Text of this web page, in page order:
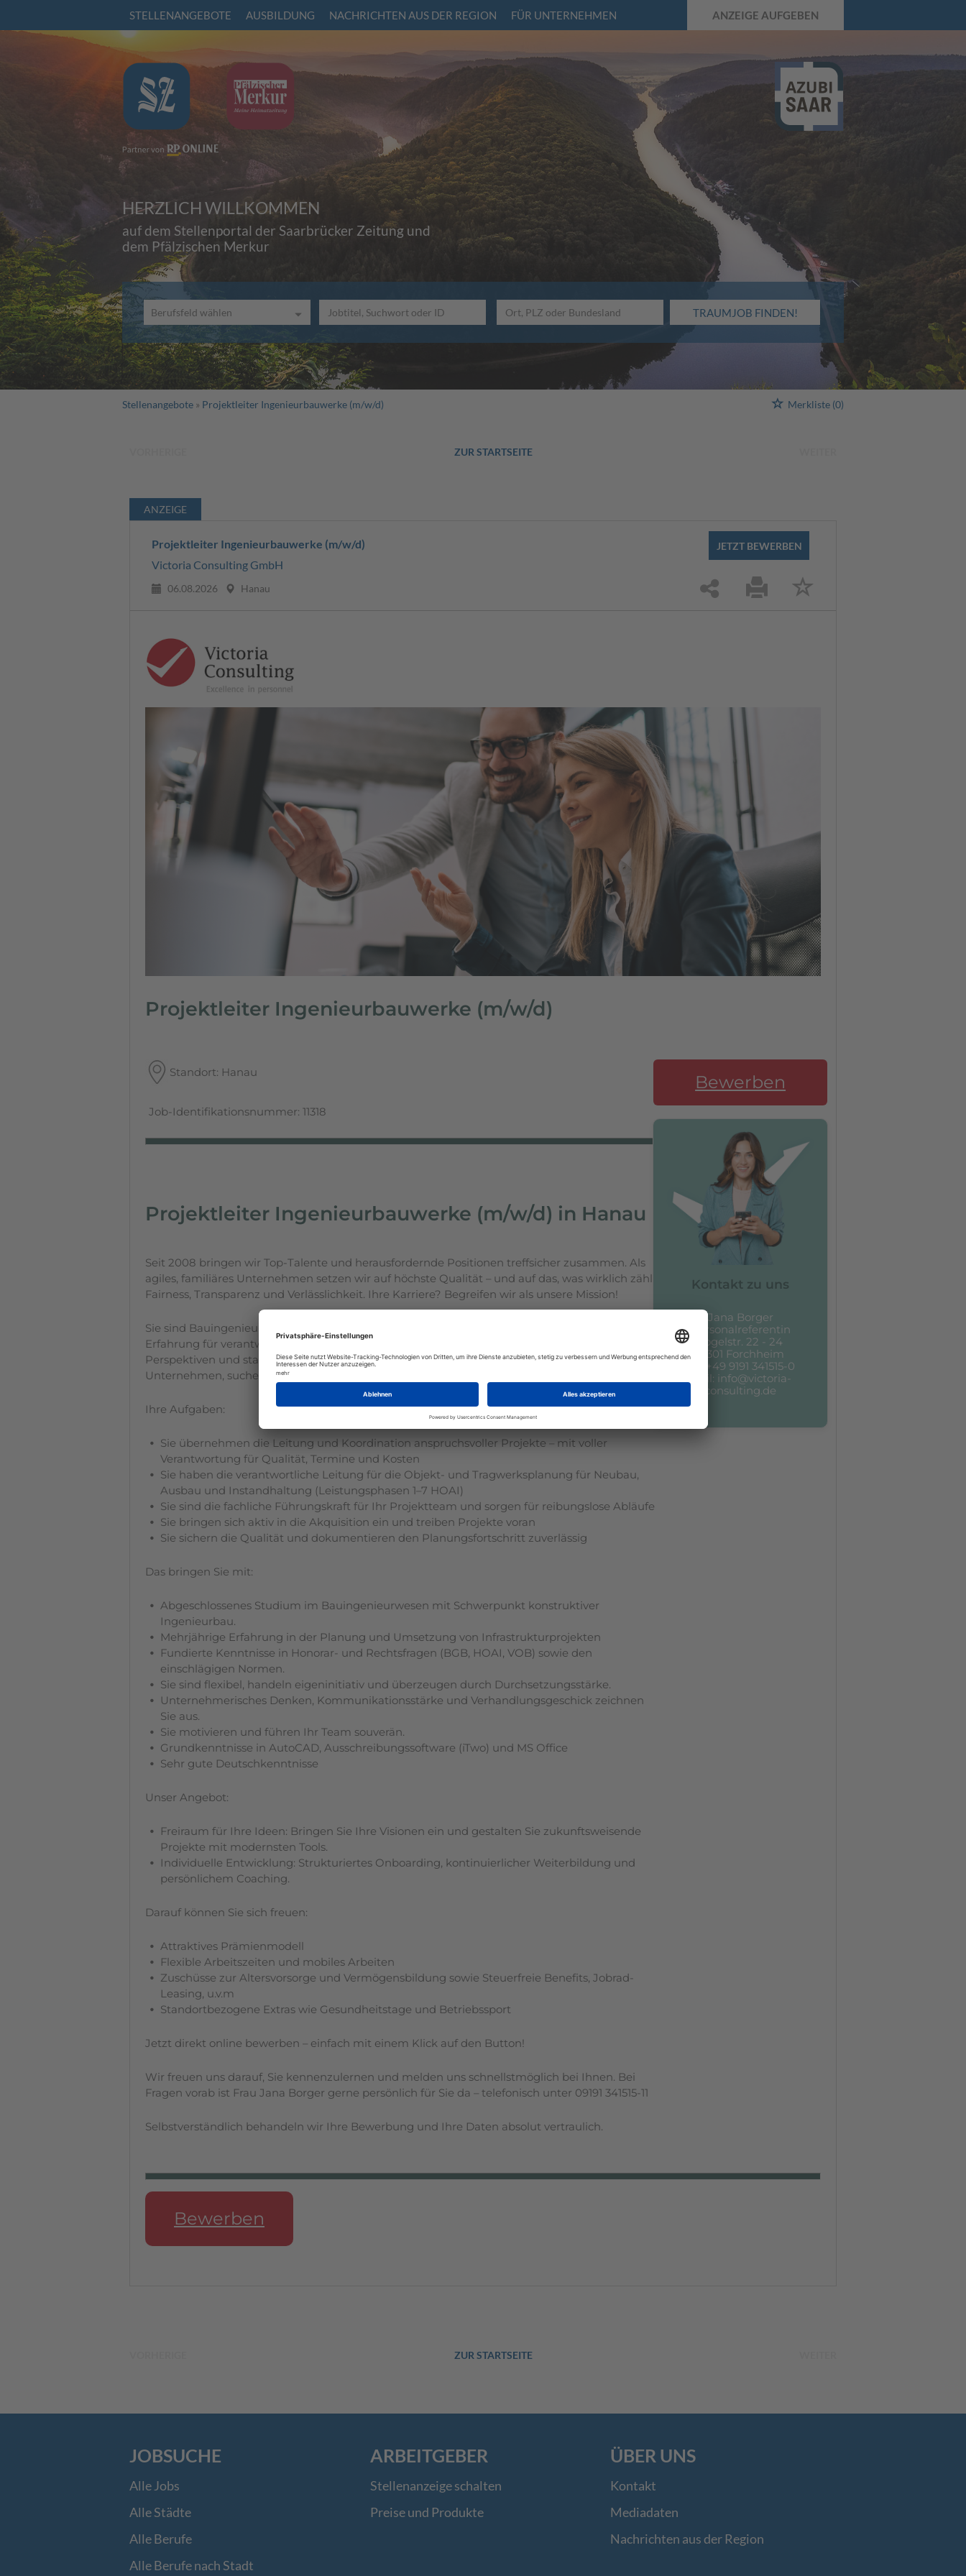
STELLENANGEBOTE AUSBILDUNG NACHRICHTEN AUS DER REGION FÜR UNTERNEHMEN ANZEIGE AUFGEBEN
HERZLICH WILLKOMMEN
auf dem Stellenportal der Saarbrücker Zeitung und
dem Pfälzischen Merkur
TRAUMJOB FINDEN!
Stellenangebote Projektleiter Ingenieurbauwerke (m/w/d) Merkliste (0)
ZUR STARTSEITE
ANZEIGE
Projektleiter Ingenieurbauwerke (m/w/d)
Victoria Consulting GmbH
06.08.2026 Hanau
JETZT BEWERBEN
ZUR STARTSEITE
JOBSUCHE
Alle Jobs
Alle Städte
Alle Berufe
Alle Berufe nach Stadt
ARBEITGEBER
Stellenanzeige schalten
Preise und Produkte
ÜBER UNS
Kontakt
Mediadaten
Nachrichten aus der Region